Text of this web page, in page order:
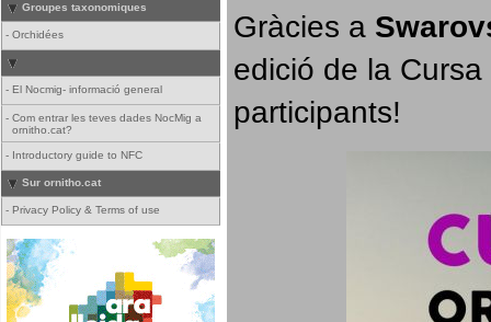
Groupes taxonomiques
- Orchidées
- El Nocmig- informació general
- Com entrar les teves dades NocMig a
ornitho.cat?
- Introductory guide to NFC
Sur ornitho.cat
- Privacy Policy & Terms of use
Gràcies a
edició de la
participants!